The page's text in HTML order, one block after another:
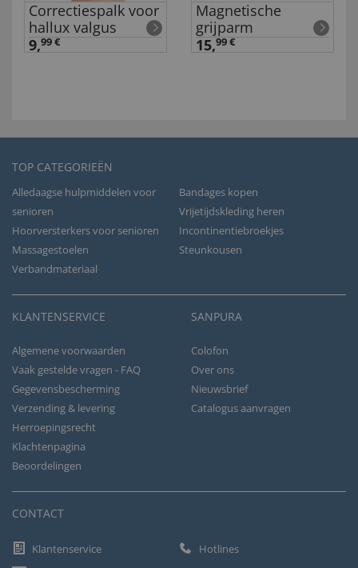
Correctiespalk voor
hallux valgus
9,99 €
Magnetische
grijparm
15,99 €
TOP CATEGORIEËN
Alledaagse hulpmiddelen voor
senioren
Bandages kopen
Vrijetijdskleding heren
Hoorversterkers voor senioren
Incontinentiebroekjes
Massagestoelen
Steunkousen
Verbandmateriaal
KLANTENSERVICE
Algemene voorwaarden
Vaak gestelde vragen - FAQ
Gegevensbescherming
Verzending & levering
Herroepingsrecht
Klachtenpagina
Beoordelingen
SANPURA
Colofon
Over ons
Nieuwsbrief
Catalogus aanvragen
CONTACT
Klantenservice
Hotlines